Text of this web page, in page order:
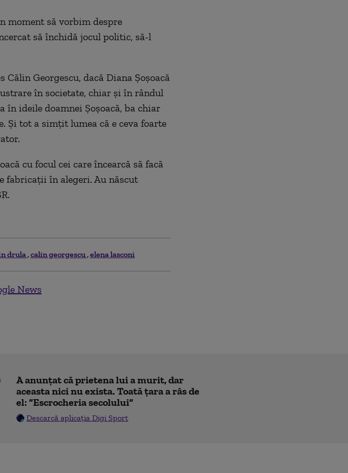
moment să vorbim despre
să închidă jocul politic, să-l
Georgescu, dacă Diana Șoșoacă
în societate, chiar și în rândul
în ideile doamnei Șoșoacă, ba chiar
Și tot a simțit lumea că e ceva foarte
cu focul cei care încearcă să facă
fabricații în alegeri. Au născut
drula calin georgescu elena lasconi
News
A anunțat că prietena lui a murit, dar
aceasta nici nu exista. Toată țara a râs de
el: ”Escrocheria secolului”
Descarcă aplicația Digi Sport